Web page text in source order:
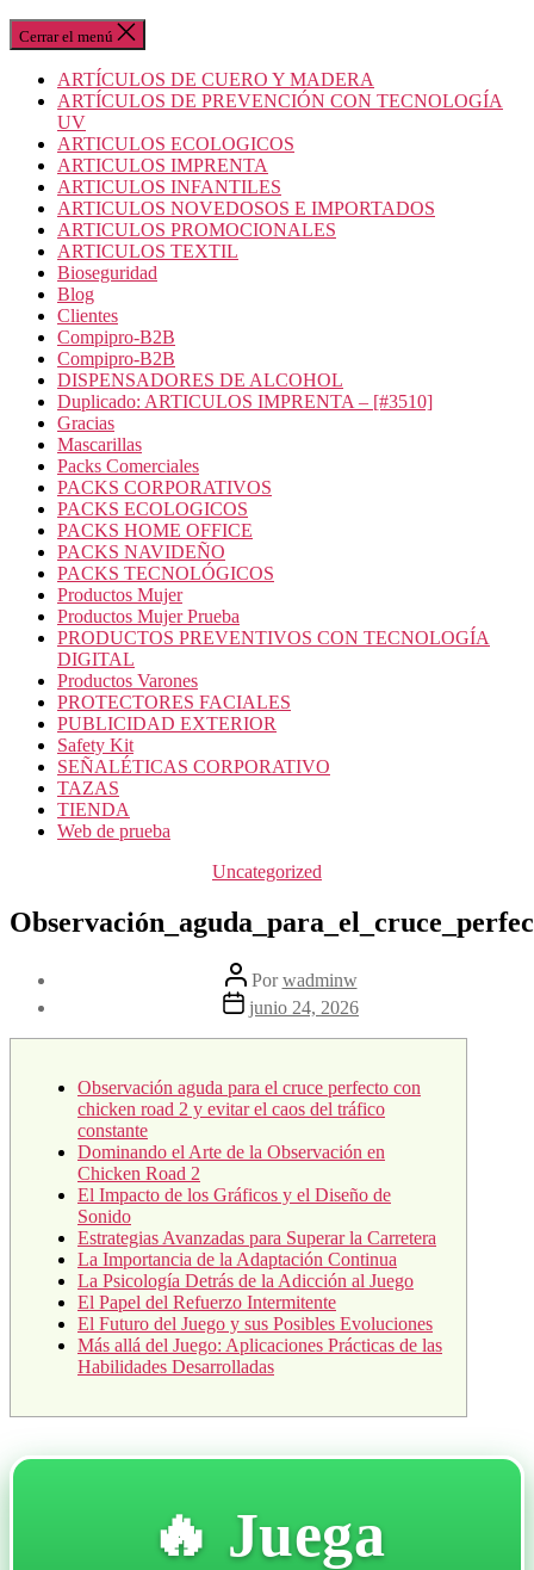
Cerrar el menú
ARTÍCULOS DE CUERO Y MADERA
ARTÍCULOS DE PREVENCIÓN CON TECNOLOGÍA
UV
ARTICULOS ECOLOGICOS
ARTICULOS IMPRENTA
ARTICULOS INFANTILES
ARTICULOS NOVEDOSOS E IMPORTADOS
ARTICULOS PROMOCIONALES
ARTICULOS TEXTIL
Bioseguridad
Blog
Clientes
Compipro-B2B
Compipro-B2B
DISPENSADORES DE ALCOHOL
Duplicado: ARTICULOS IMPRENTA – [#3510]
Gracias
Mascarillas
Packs Comerciales
PACKS CORPORATIVOS
PACKS ECOLOGICOS
PACKS HOME OFFICE
PACKS NAVIDEÑO
PACKS TECNOLÓGICOS
Productos Mujer
Productos Mujer Prueba
PRODUCTOS PREVENTIVOS CON TECNOLOGÍA
DIGITAL
Productos Varones
PROTECTORES FACIALES
PUBLICIDAD EXTERIOR
Safety Kit
SEÑALÉTICAS CORPORATIVO
TAZAS
TIENDA
Web de prueba
Uncategorized
Porwadminw
junio 24, 2026
Observación aguda para el cruce perfecto con
chicken road 2 y evitar el caos del tráfico
constante
Dominando el Arte de la Observación en
Chicken Road 2
El Impacto de los Gráficos y el Diseño de
Sonido
Estrategias Avanzadas para Superar la Carretera
La Importancia de la Adaptación Continua
La Psicología Detrás de la Adicción al Juego
El Papel del Refuerzo Intermitente
El Futuro del Juego y sus Posibles Evoluciones
Más allá del Juego: Aplicaciones Prácticas de las
Habilidades Desarrolladas
🔥 Juega